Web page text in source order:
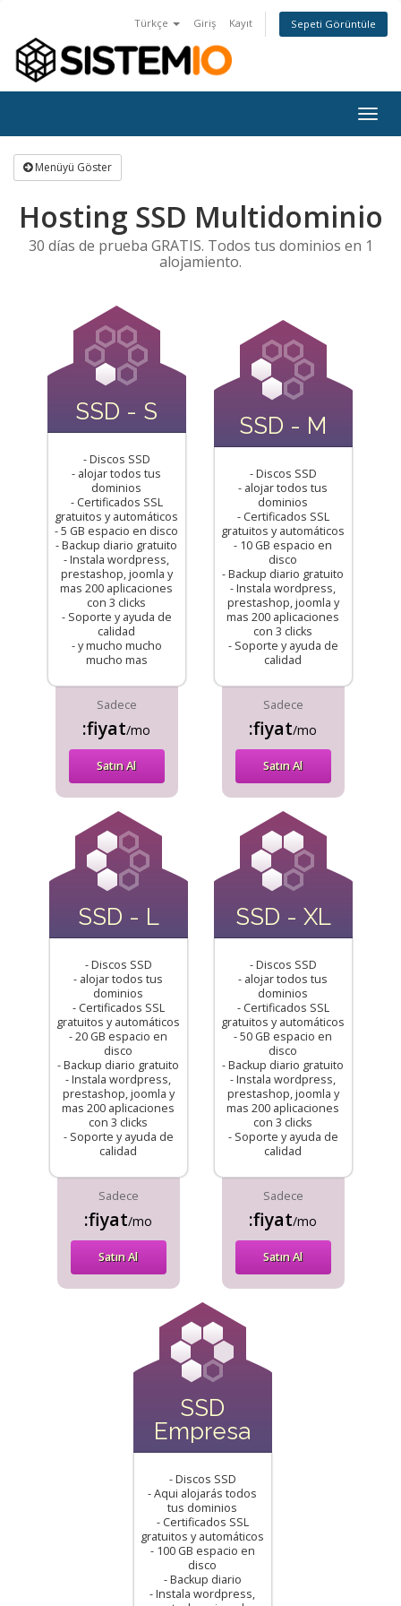
Türkçe Giriş Kayıt Sepeti Görüntüle
Menüyü Göster
Hosting SSD Multidominio
30 días de prueba GRATIS. Todos tus dominios en 1
alojamiento.
SSD - S
- Discos SSD
- alojar todos tus
dominios
- Certificados SSL
gratuitos y automáticos
- 5 GB espacio en disco
- Backup diario gratuito
- Instala wordpress,
prestashop, joomla y
mas 200 aplicaciones
con 3 clicks
- Soporte y ayuda de
calidad
- y mucho mucho
mucho mas
Sadece
:fiyat/mo
Satın Al
SSD - M
- Discos SSD
- alojar todos tus
dominios
- Certificados SSL
gratuitos y automáticos
- 10 GB espacio en
disco
- Backup diario gratuito
- Instala wordpress,
prestashop, joomla y
mas 200 aplicaciones
con 3 clicks
- Soporte y ayuda de
calidad
Sadece
:fiyat/mo
Satın Al
SSD - L
- Discos SSD
- alojar todos tus
dominios
- Certificados SSL
gratuitos y automáticos
- 20 GB espacio en
disco
- Backup diario gratuito
- Instala wordpress,
prestashop, joomla y
mas 200 aplicaciones
con 3 clicks
- Soporte y ayuda de
calidad
Sadece
:fiyat/mo
Satın Al
SSD - XL
- Discos SSD
- alojar todos tus
dominios
- Certificados SSL
gratuitos y automáticos
- 50 GB espacio en
disco
- Backup diario gratuito
- Instala wordpress,
prestashop, joomla y
mas 200 aplicaciones
con 3 clicks
- Soporte y ayuda de
calidad
Sadece
:fiyat/mo
Satın Al
SSD
Empresa
- Discos SSD
- Aqui alojarás todos
tus dominios
- Certificados SSL
gratuitos y automáticos
- 100 GB espacio en
disco
- Backup diario
- Instala wordpress,